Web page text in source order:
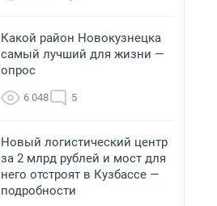
Какой район Новокузнецка
самый лучший для жизни —
опрос
6 048 5
Новый логистический центр
за 2 млрд рублей и мост для
него отстроят в Кузбассе —
подробности